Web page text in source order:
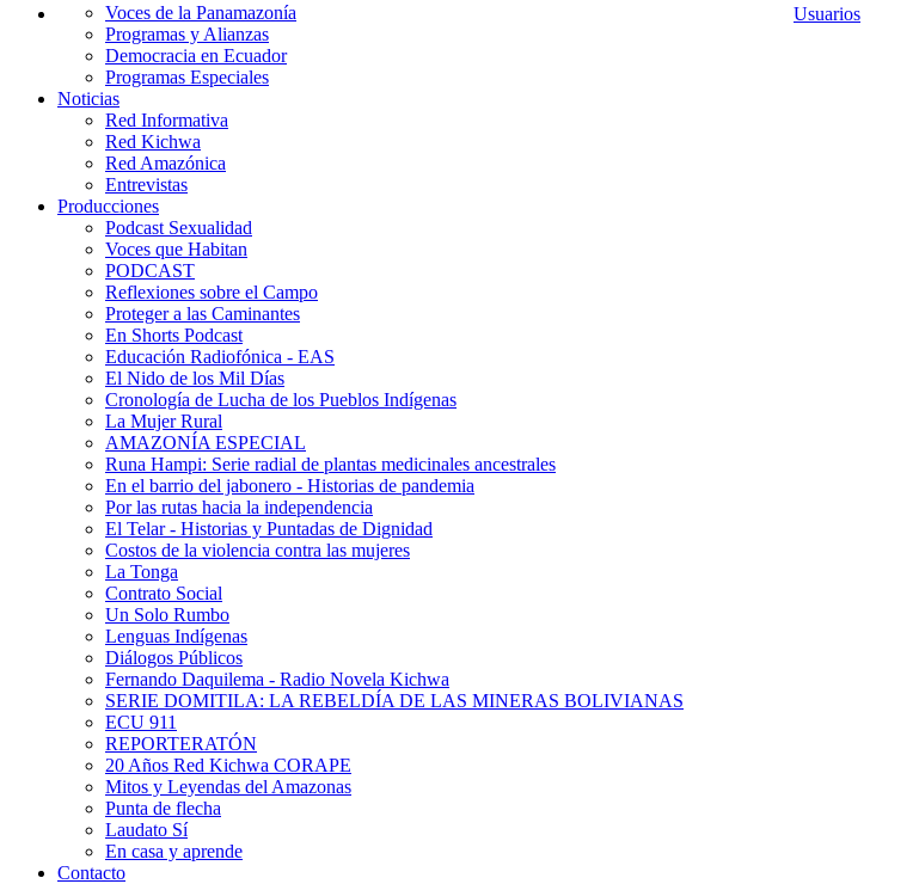
Usuarios
Voces de la Panamazonía
Programas y Alianzas
Democracia en Ecuador
Programas Especiales
Noticias
Red Informativa
Red Kichwa
Red Amazónica
Entrevistas
Producciones
Podcast Sexualidad
Voces que Habitan
PODCAST
Reflexiones sobre el Campo
Proteger a las Caminantes
En Shorts Podcast
Educación Radiofónica - EAS
El Nido de los Mil Días
Cronología de Lucha de los Pueblos Indígenas
La Mujer Rural
AMAZONÍA ESPECIAL
Runa Hampi: Serie radial de plantas medicinales ancestrales
En el barrio del jabonero - Historias de pandemia
Por las rutas hacia la independencia
El Telar - Historias y Puntadas de Dignidad
Costos de la violencia contra las mujeres
La Tonga
Contrato Social
Un Solo Rumbo
Lenguas Indígenas
Diálogos Públicos
Fernando Daquilema - Radio Novela Kichwa
SERIE DOMITILA: LA REBELDÍA DE LAS MINERAS BOLIVIANAS
ECU 911
REPORTERATÓN
20 Años Red Kichwa CORAPE
Mitos y Leyendas del Amazonas
Punta de flecha
Laudato Sí
En casa y aprende
Contacto